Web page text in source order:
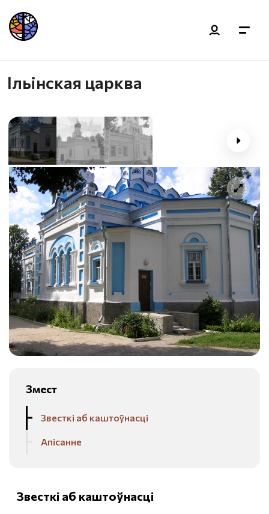
Ільінская царква
Змест
Звесткі аб каштоўнасці
Апісанне
Звесткі аб каштоўнасці